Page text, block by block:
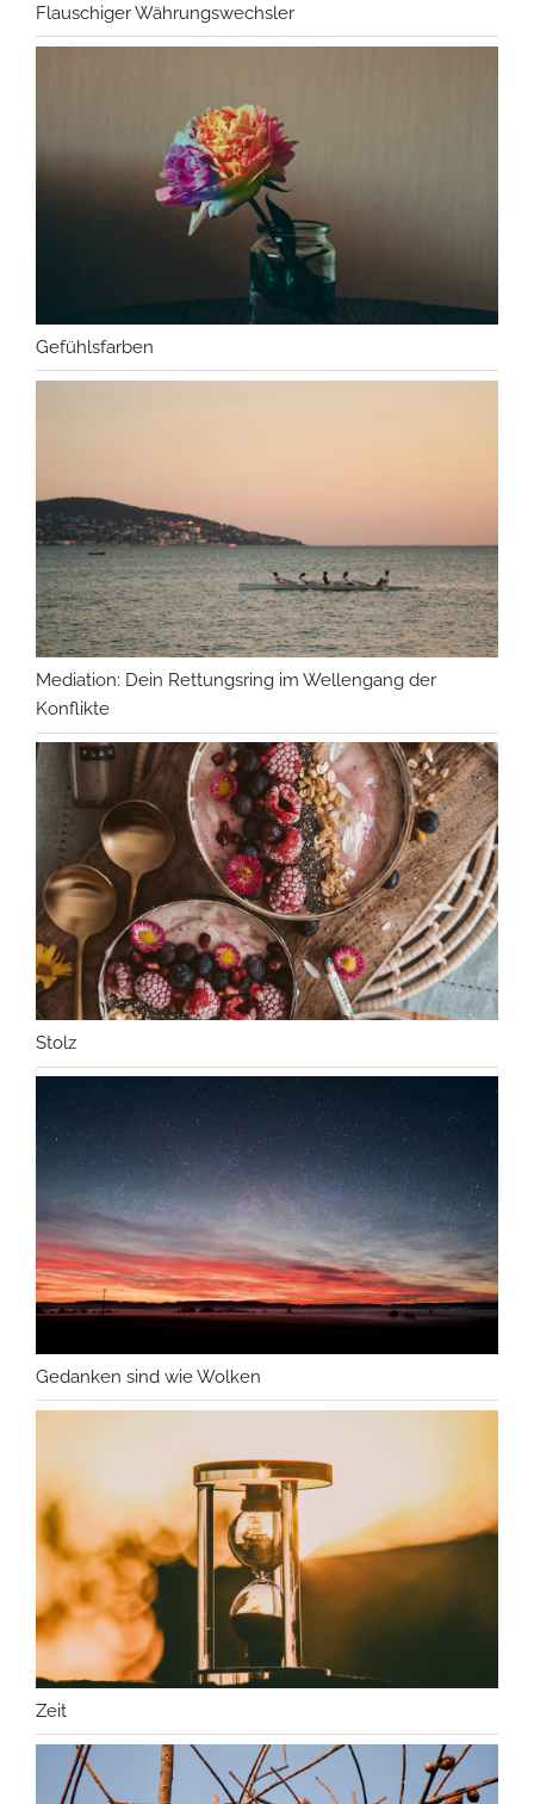
Flauschiger Währungswechsler
Gefühlsfarben
Mediation: Dein Rettungsring im Wellengang der
Konflikte
Stolz
Gedanken sind wie Wolken
Zeit